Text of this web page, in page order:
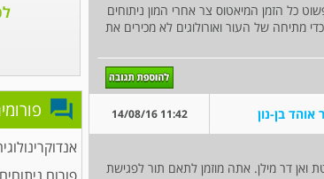
כל הזמן המיאטוס צר אחרי המון ניתוחים
מתיחה של העור ואורולוגים לא מכירים את
אוהד בן-נון 11:42 14/08/16
ואן דר מילן. אתה מוזמן לתאם תור לפגישת